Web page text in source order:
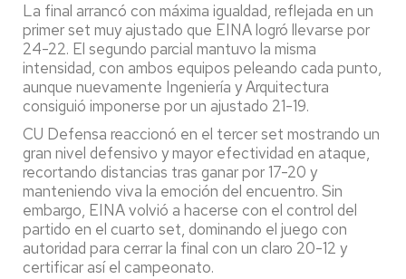
La final arrancó con máxima igualdad, reflejada en un
primer set muy ajustado que EINA logró llevarse por
24-22. El segundo parcial mantuvo la misma
intensidad, con ambos equipos peleando cada punto,
aunque nuevamente Ingeniería y Arquitectura
consiguió imponerse por un ajustado 21-19.
CU Defensa reaccionó en el tercer set mostrando un
gran nivel defensivo y mayor efectividad en ataque,
recortando distancias tras ganar por 17-20 y
manteniendo viva la emoción del encuentro. Sin
embargo, EINA volvió a hacerse con el control del
partido en el cuarto set, dominando el juego con
autoridad para cerrar la final con un claro 20-12 y
certificar así el campeonato.